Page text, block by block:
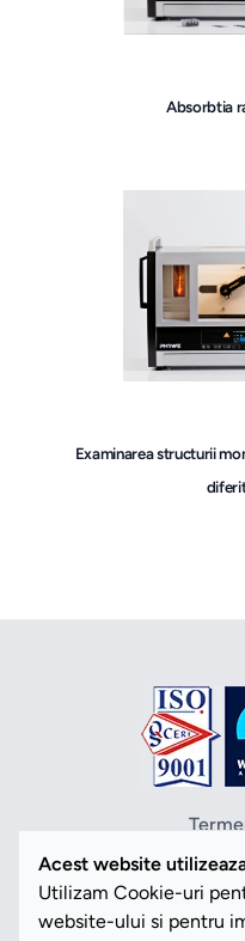
Absorbtia
Examinarea structurii
Politica
Acest website
Utilizam Cookie-uri
website-ului si pentru